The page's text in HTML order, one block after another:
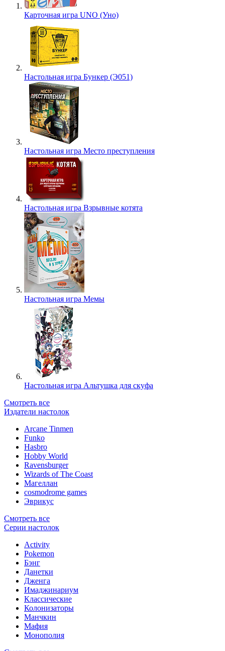
Карточная игра UNO (Уно)
Настольная игра Бункер (Э051)
Настольная игра Место преступления
Настольная игра Взрывные котята
Настольная игра Мемы
Настольная игра Альтушка для скуфа
Смотреть все
Издатели настолок
Arcane Tinmen
Funko
Hasbro
Hobby World
Ravensburger
Wizards of The Coast
Магеллан
сosmodrome games
Эврикус
Смотреть все
Серии настолок
Activity
Pokemon
Бэнг
Данетки
Дженга
Имаджинариум
Классические
Колонизаторы
Манчкин
Мафия
Монополия